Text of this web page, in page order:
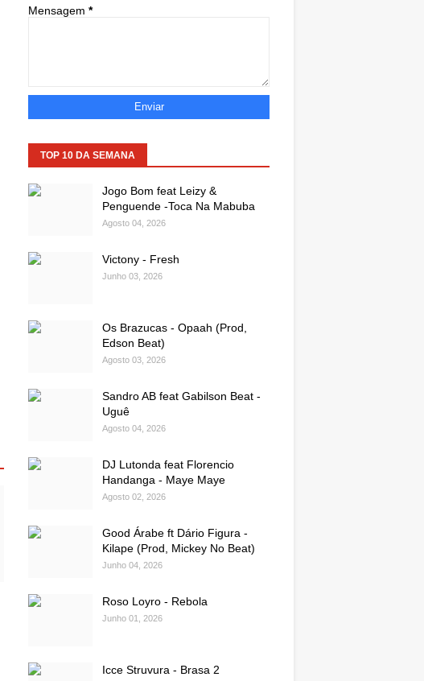
Mensagem *
TOP 10 DA SEMANA
Jogo Bom feat Leizy &
Penguende -Toca Na Mabuba
Agosto 04, 2026
Victony - Fresh
Junho 03, 2026
Os Brazucas - Opaah (Prod,
Edson Beat)
Agosto 03, 2026
Sandro AB feat Gabilson Beat -
Uguê
Agosto 04, 2026
DJ Lutonda feat Florencio
Handanga - Maye Maye
Agosto 02, 2026
Good Árabe ft Dário Figura -
Kilape (Prod, Mickey No Beat)
Junho 04, 2026
Roso Loyro - Rebola
Junho 01, 2026
Icce Struvura - Brasa 2